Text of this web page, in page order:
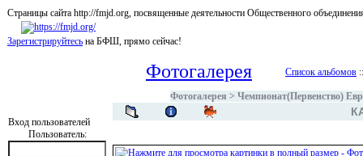
Страницы сайта http://fmjd.org, посвященные деятельности Общественного
Зарегистрируйтесь на БФШ, прямо сейчас!
Вход пользователей
Пользователь:
Фотогалерея Список альбомов
Фотогалерея > Чемпионат(Первенство)